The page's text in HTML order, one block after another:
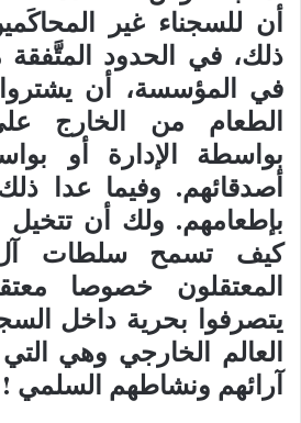
أن للسجناء غير
ذلك، في الحدود
في المؤسسة، أن
الطعام من الخارج
بواسطة الإدارة أو
أصدقائهم. وفيما عدا
بإطعامهم. ولك أن تتخيل
كيف تسمح سلطات آل
المعتقلون خصوصا
يتصرفوا بحرية داخل
العالم الخارجي وهي
آرائهم ونشاطهم السلمي !